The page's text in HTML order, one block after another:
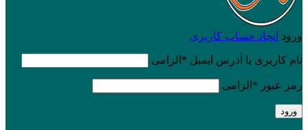
ورود ایجاد حساب کاربری
نام کاربری یا آدرس ایمیل * الزامی
رمز عبور * الزامی
ورود